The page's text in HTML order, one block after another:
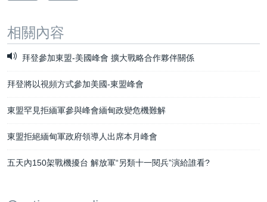
相關內容
拜登參加東盟-美國峰會 擴大戰略合作夥伴關係
拜登將以視頻方式參加美國-東盟峰會
東盟罕見拒緬軍參與峰會緬甸政變危機難解
東盟拒絕緬甸軍政府領導人出席本月峰會
五天內150架戰機擾台 解放軍“另類十一閱兵”演給誰看?